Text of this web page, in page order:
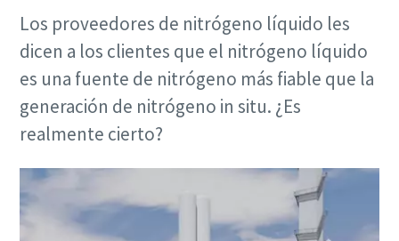
Soluciones de Optimización de Atlas Copco
Una gran parte de su consumo de energía corresponde al
sistema de aire comprimido. El aumento de la eficiencia
energética puede reducir enormemente sus costes,
además de ayudarle a reducir sus emisiones de CO2. A
Los proveedores de nitrógeno líquido les
dicen a los clientes que el nitrógeno líquido
es una fuente de nitrógeno más fiable que la
generación de nitrógeno in situ. ¿Es
realmente cierto?